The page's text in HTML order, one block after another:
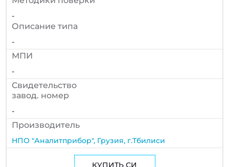
-
Описание типа
-
МПИ
-
Cвидетельство
завод. номер
-
Производитель
НПО "Аналитприбор", Грузия, г.Тбилиси
КУПИТЬ СИ